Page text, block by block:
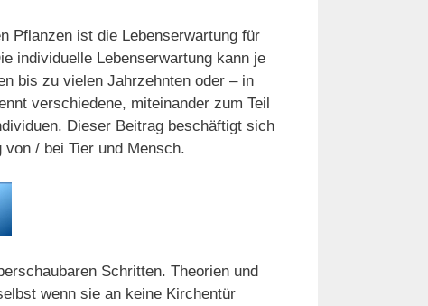
Pflanzen ist die Lebenserwartung für
individuelle Lebenserwartung kann je
bis zu vielen Jahrzehnten oder – in
verschiedene, miteinander zum Teil
Dieser Beitrag beschäftigt sich
/ bei Tier und Mensch.
Schritten. Theorien und
wenn sie an keine Kirchentür